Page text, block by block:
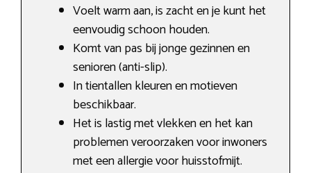
Voelt warm aan, is zacht en je kunt het
eenvoudig schoon houden.
Komt van pas bij jonge gezinnen en
senioren (anti-slip).
In tientallen kleuren en motieven
beschikbaar.
Het is lastig met vlekken en het kan
problemen veroorzaken voor inwoners
met een allergie voor huisstofmijt.